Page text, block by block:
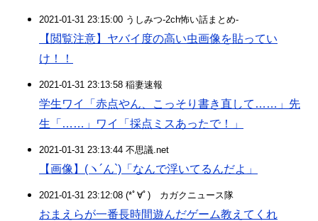
2021-01-31 23:15:00 うしみつ-2ch怖い話まとめ-
【閲覧注意】ヤバイ度の高い虫画像を貼ってい
け！！
2021-01-31 23:13:58 稲妻速報
学生ワイ「赤点やん、こっそり書き直して……」先
生「……」ワイ「採点ミスあったで！」
2021-01-31 23:13:44 不思議.net
【画像】(ヽ´ん`)「なんで浮いてるんだよ」
2021-01-31 23:12:08 (*ﾟ∀ﾟ)ゞカガクニュース隊
おまえらが一番長時間遊んだゲーム教えてくれ